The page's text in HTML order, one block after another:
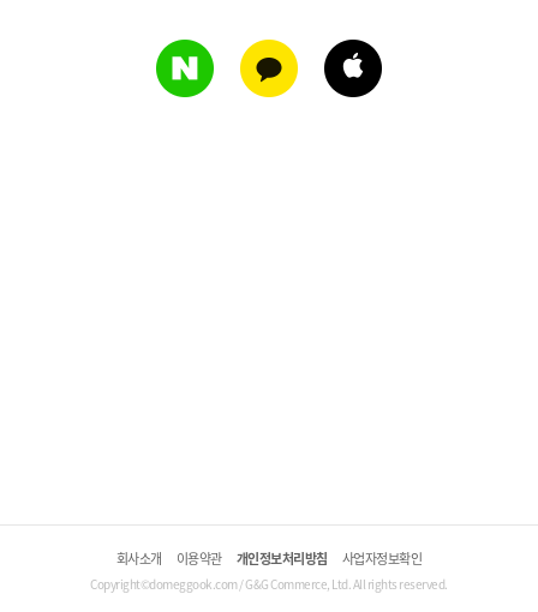
회사소개 이용약관 개인정보처리방침 사업자정보확인
Copyright©domeggook.com / G&G Commerce, Ltd. All rights reserved.